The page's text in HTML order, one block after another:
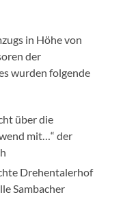
in Höhe von
der
wurden folgende
über die
mit…“ der
Drehentalerhof
Sambacher